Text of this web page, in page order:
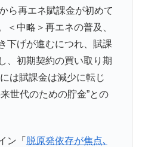
ら再エネ賦課金が初めて
＜中略＞再エネの普及、
下げが進むにつれ、賦課
、初期契約の買い取り期
は賦課金は減少に転じ
世代のための貯金”との
ン「 脱原発依存が焦点､